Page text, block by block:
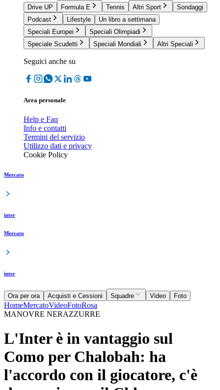
Drive UP
Formula E Tennis Altri Sport
Sondaggi
Podcast
Lifestyle
Un libro a settimana
Speciali Europei
Speciali Olimpiadi
Speciale Scudetti
Speciali Mondiali Altri Speciali
Seguici anche su
Area personale
Help e Faq
Info e contatti
Termini del servizio
Utilizzo dati e privacy
Cookie Policy
Mercato
inter
Mercato
inter
Ora per ora Acquisti e Cessioni Squadre Video Foto
HomeMercatoVideoFotoRosa
MANOVRE NERAZZURRE
L'Inter è in vantaggio sul
Como per Chalobah: ha
l'accordo con il giocatore, c'è